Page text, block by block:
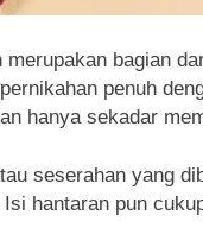
merupakan bagian
penuh
hanya sekadar
seserahan yang
hantaran pun